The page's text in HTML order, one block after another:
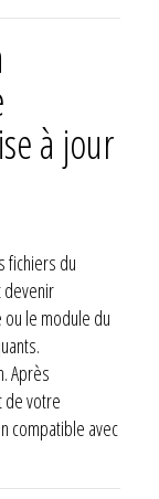
à jour
fichiers du
devenir
le module du
Après
de votre
compatible avec